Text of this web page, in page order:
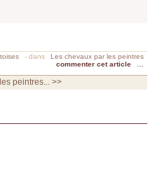
- dans
Les chevaux par les peintres
commenter cet article
peintres... >>